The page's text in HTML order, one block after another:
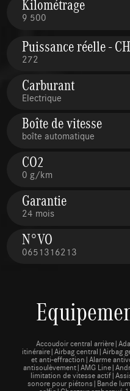
Kilométrage
9 500
Puissance réelle - CH
272
Carburant
Electrique
Boîte de vitesse
boîte automatique
CO2
0 g/km
Garantie
24 mois
N°VO
0651316213
Accoudoir central
itinéraire|Airbag central|Airbag
et anti-effraction|Alarme
antisoulèvement|AMG
limitation de vitesse
sonore pour piétons|Bande